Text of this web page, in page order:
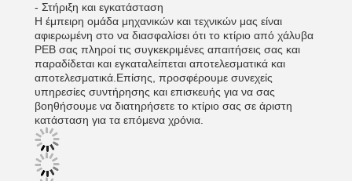
- Στήριξη και εγκατάσταση
Η έμπειρη ομάδα μηχανικών και τεχνικών μας είναι
αφιερωμένη στο να διασφαλίσει ότι το κτίριο από χάλυβα
PEB σας πληροί τις συγκεκριμένες απαιτήσεις σας και
παραδίδεται και εγκαταλείπεται αποτελεσματικά και
αποτελεσματικά.Επίσης, προσφέρουμε συνεχείς
υπηρεσίες συντήρησης και επισκευής για να σας
βοηθήσουμε να διατηρήσετε το κτίριο σας σε άριστη
κατάσταση για τα επόμενα χρόνια.